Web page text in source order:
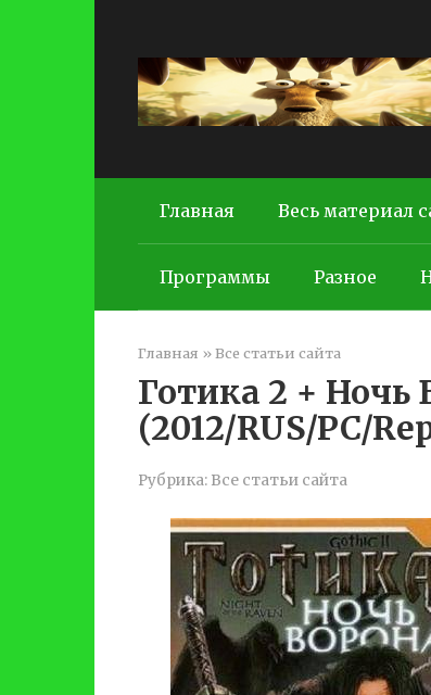
Главная Весь материал
Программы Разное
Главная »Все статьи сайта
Готика 2 + Ночь
(2012/RUS/PC/
Рубрика: Все статьи сайта